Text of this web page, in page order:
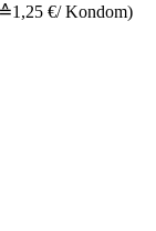
€/ Kondom)